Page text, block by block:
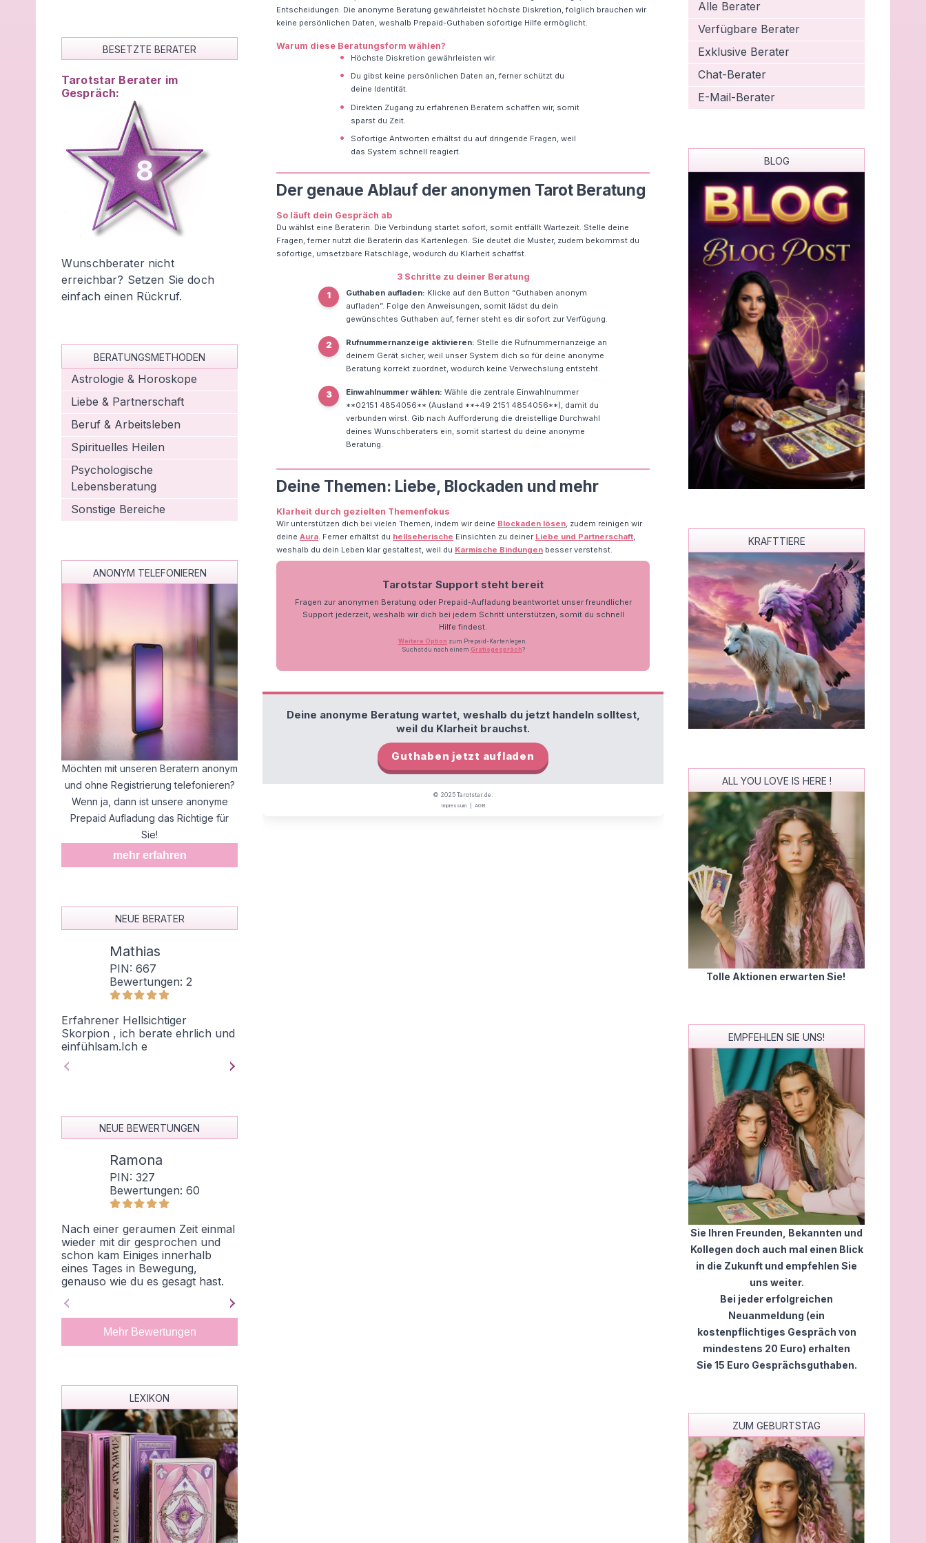
BESETZTE BERATER
Tarotstar Berater im
Gespräch:
8
Wunschberater nicht
erreichbar? Setzen Sie doch
einfach einen Rückruf.
BERATUNGSMETHODEN
Astrologie & Horoskope
Liebe & Partnerschaft
Beruf & Arbeitsleben
Spirituelles Heilen
Psychologische
Lebensberatung
Sonstige Bereiche
ANONYM TELEFONIEREN
Möchten mit unseren Beratern anonym
und ohne Registrierung telefonieren?
Wenn ja, dann ist unsere anonyme
Prepaid Aufladung das Richtige für
Sie!
mehr erfahren
NEUE BERATER
Mathias
PIN: 667
Bewertungen: 2
Erfahrener Hellsichtiger
Skorpion , ich berate ehrlich und
einfühlsam.Ich e
Aura Solaris
Bewertungen: 197
Transformation & Seelenheilung​
Noela
PIN: 547
Bewertungen: 0
freue mich auf dein Anruf
NEUE BEWERTUNGEN
Ramona
PIN: 327
Bewertungen: 60
Nach einer geraumen Zeit einmal
wieder mit dir gesprochen und
schon kam Einiges innerhalb
eines Tages in Bewegung,
genauso wie du es gesagt hast.
sofort. Ein nur Top
Aura Solaris
Bewertungen: 197
Wieder ein riesiges Eingetroffen
Was mir vor drei Wochen in der
E-Mail-Analyse bezüglich eines
Familienkreis prophezeit wurde,
unmöglich. Gestern gab es
überraschend genau die
Annäherung, die im Text
beschrieben stand. Jedes Wort
hat hier eine immense Kraft und
Ronny
PIN: 324
Bewertungen: 3884
Heute mein allererstes
als Neukunde geführt und
einen Volltreffer gelandet! Ich
war wegen einer zähen
Nachlassangelegenheit total
blockiert und wusste nicht
Ronny hat die Sache ohne
Schnickschnack analysiert
mir ganz trocken gesagt, wie
die Gegenseite verhalten wird.
Gestern kam der Brief vom
Anwalt – haargenau wie von
Mehr Bewertungen
LEXIKON
Entscheidungen. Die anonyme Beratung gewährleistet höchste Diskretion, folglich brauchen wir
keine persönlichen Daten, weshalb Prepaid-Guthaben sofortige Hilfe ermöglicht.
Warum diese Beratungsform wählen?
• Höchste Diskretion gewährleisten wir.
•
Du gibst keine persönlichen Daten an, ferner schützt du
deine Identität.
•
Direkten Zugang zu erfahrenen Beratern schaffen wir, somit
sparst du Zeit.
•
Sofortige Antworten erhältst du auf dringende Fragen, weil
das System schnell reagiert.
Der genaue Ablauf der anonymen Tarot Beratung
So läuft dein Gespräch ab
Du wählst eine Beraterin. Die Verbindung startet sofort, somit entfällt Wartezeit. Stelle deine
Fragen, ferner nutzt die Beraterin das Kartenlegen. Sie deutet die Muster, zudem bekommst du
sofortige, umsetzbare Ratschläge, wodurch du Klarheit schaffst.
3 Schritte zu deiner Beratung
1
Guthaben aufladen: Klicke auf den Button “Guthaben anonym
aufladen”. Folge den Anweisungen, somit lädst du dein
gewünschtes Guthaben auf, ferner steht es dir sofort zur Verfügung.
2 Rufnummernanzeige aktivieren: Stelle die Rufnummernanzeige an
deinem Gerät sicher, weil unser System dich so für deine anonyme
Beratung korrekt zuordnet, wodurch keine Verwechslung entsteht.
3 Einwahlnummer wählen: Wähle die zentrale Einwahlnummer
**02151 4854056** (Ausland **+49 2151 4854056**), damit du
verbunden wirst. Gib nach Aufforderung die dreistellige Durchwahl
deines Wunschberaters ein, somit startest du deine anonyme
Beratung.
Deine Themen: Liebe, Blockaden und mehr
Klarheit durch gezielten Themenfokus
Wir unterstützen dich bei vielen Themen, indem wir deine Blockaden lösen, zudem reinigen wir
deine Aura. Ferner erhältst du hellseherische Einsichten zu deiner Liebe und Partnerschaft,
weshalb du dein Leben klar gestaltest, weil du Karmische Bindungen besser verstehst.
Tarotstar Support steht bereit
Fragen zur anonymen Beratung oder Prepaid-Aufladung beantwortet unser freundlicher
Support jederzeit, weshalb wir dich bei jedem Schritt unterstützen, somit du schnell
Hilfe findest.
Weitere Option zum Prepaid-Kartenlegen.
Suchst du nach einem Gratisgespräch?
Deine anonyme Beratung wartet, weshalb du jetzt handeln solltest,
weil du Klarheit brauchst.
Guthaben jetzt aufladen
© 2025 Tarotstar.de.
Impressum AGB
Alle Berater
Verfügbare Berater
Exklusive Berater
Chat-Berater
E-Mail-Berater
BLOG
KRAFTTIERE
ALL YOU LOVE IS HERE !
Tolle Aktionen erwarten Sie!
EMPFEHLEN SIE UNS!
Sie Ihren Freunden, Bekannten und
Kollegen doch auch mal einen Blick
in die Zukunft und empfehlen Sie
uns weiter.
Bei jeder erfolgreichen
Neuanmeldung (ein
kostenpflichtiges Gespräch von
mindestens 20 Euro) erhalten
Sie 15 Euro Gesprächsguthaben.
ZUM GEBURTSTAG